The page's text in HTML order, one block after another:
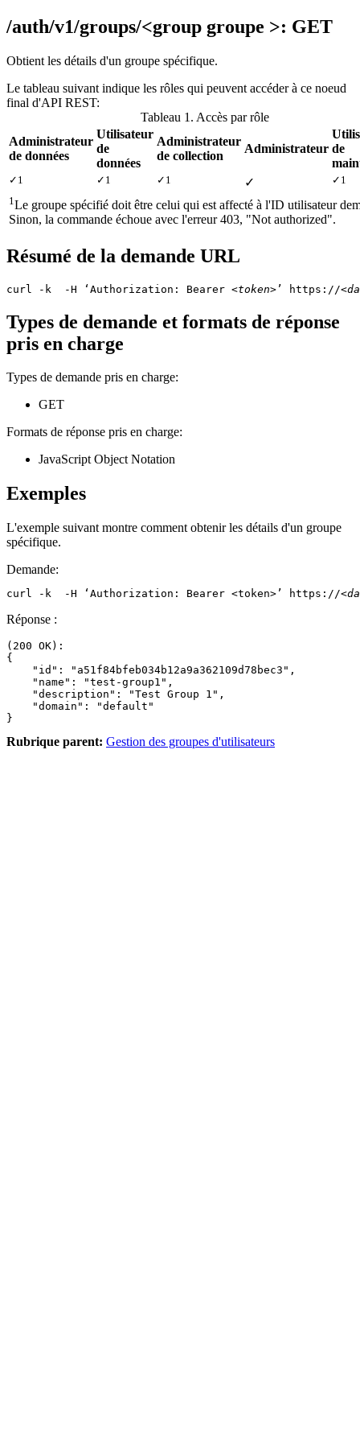
/auth/v1/groups/<group groupe >: GET
Obtient les détails d'un groupe spécifique.
Le tableau suivant indique les rôles qui peuvent accéder à ce noeud
final d'API REST:
Tableau 1. Accès par rôle
Administrateur
de données
Utilisateur
de
données
Administrateur
de collection
Administrateur de
✓1 ✓1 ✓1 ✓
✓1
1 Le groupe spécifié doit être celui qui est affecté à l'ID utilisateur
Sinon, la commande échoue avec l'erreur 403, "Not authorized".
Résumé de la demande URL
curl -k  -H ‘Authorization: Bearer <token> ’ https://
Types de demande et formats de réponse
pris en charge
Types de demande pris en charge:
GET
Formats de réponse pris en charge:
JavaScript Object Notation
Exemples
L'exemple suivant montre comment obtenir les détails d'un groupe
spécifique.
Demande:
curl -k  -H ‘Authorization: Bearer <token>’ https://
Réponse :
(200 OK):
{
    "id": "a51f84bfeb034b12a9a362109d78bec3",
    "name": "test-group1",
    "description": "Test Group 1",
    "domain": "default"
Rubrique parent: Gestion des groupes d'utilisateurs